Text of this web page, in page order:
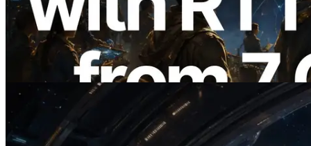
การวัด Ping จาก 7 Region ทั่วโลก พร้อม
เปิดตัว Validators Information API